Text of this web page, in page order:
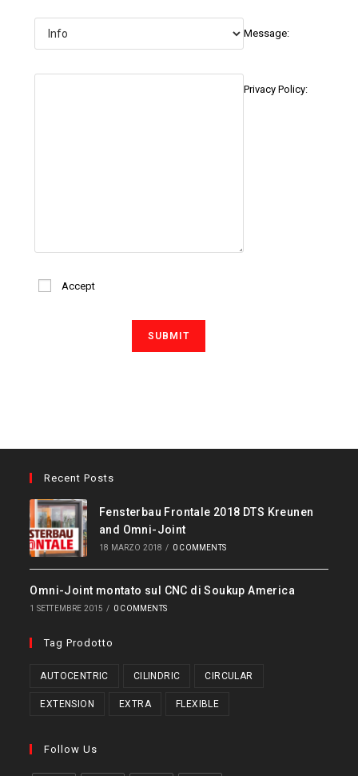
Message:
Privacy Policy:
Accept
Recent Posts
Fensterbau Frontale 2018 DTS Kreunen
and Omni-Joint
18 MARZO 2018 / 0 COMMENTS
Omni-Joint montato sul CNC di Soukup America
1 SETTEMBRE 2015 / 0 COMMENTS
Tag Prodotto
AUTOCENTRIC CILINDRIC CIRCULAR
EXTENSION EXTRA FLEXIBLE
Follow Us